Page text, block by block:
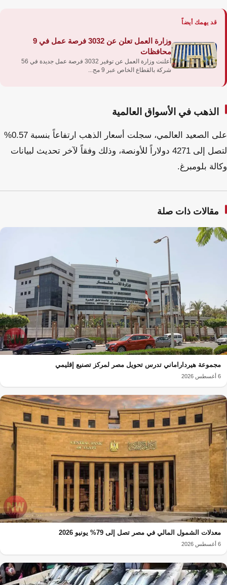
قد يهمك أيضاً
وزارة العمل تعلن عن 3032 فرصة عمل في 9
محافظات
أعلنت وزارة العمل عن توفير 3032 فرصة عمل جديدة في 56
شركة بالقطاع الخاص عبر 9 مح...
الذهب في الأسواق العالمية
على الصعيد العالمي، سجلت أسعار الذهب ارتفاعاً بنسبة 0.57%
لتصل إلى 4271 دولاراً للأونصة، وذلك وفقاً لآخر تحديث لبيانات
وكالة بلومبرغ.
مقالات ذات صلة
مجموعة هيرداراماني تدرس تحويل مصر لمركز تصنيع إقليمي
6 أغسطس 2026
معدلات الشمول المالي في مصر تصل إلى 79% يونيو 2026
6 أغسطس 2026